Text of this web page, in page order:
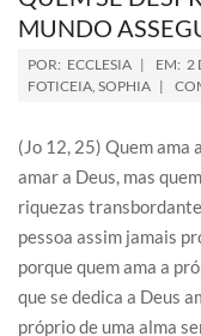
MUNDO
POR: ECCLESIA EM: 2
FOTICEIA, SOPHIA
(Jo 12, 25) Quem ama
amar a Deus, mas
riquezas
pessoa assim jamais
porque quem ama a
que se dedica a Deus
próprio de uma alma